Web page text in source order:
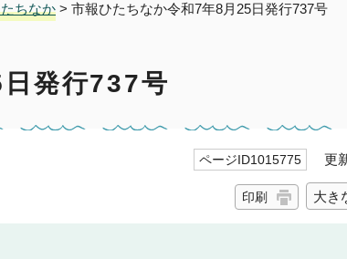
ちなか > 市報ひたちなか令和7年8月25日発行737号
発行737号
ページID1015775 更新
印刷 大き